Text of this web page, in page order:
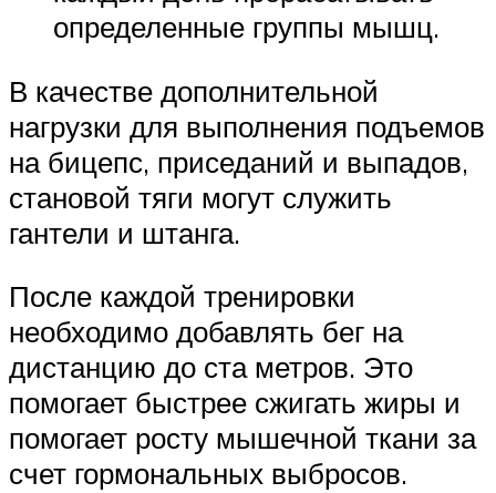
определенные группы мышц.
В качестве дополнительной
нагрузки для выполнения подъемов
на бицепс, приседаний и выпадов,
становой тяги могут служить
гантели и штанга.
После каждой тренировки
необходимо добавлять бег на
дистанцию до ста метров. Это
помогает быстрее сжигать жиры и
помогает росту мышечной ткани за
счет гормональных выбросов.